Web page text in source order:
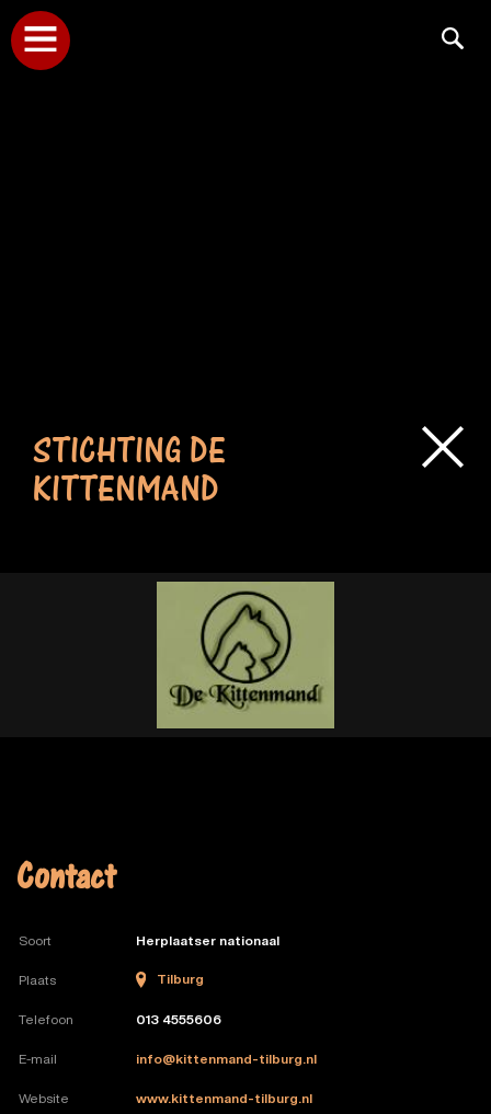
STICHTING DE
KITTENMAND
Contact
Soort Herplaatser nationaal
Plaats Tilburg
Telefoon 013 4555606
E-mail info@kittenmand-tilburg.nl
Website www.kittenmand-tilburg.nl